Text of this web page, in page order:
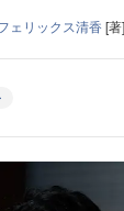
ェリックス清香[著]